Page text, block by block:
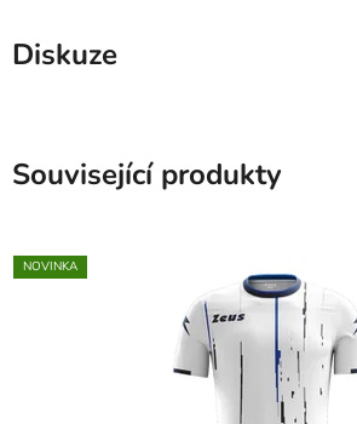
Diskuze
Související produkty
NOVINKA